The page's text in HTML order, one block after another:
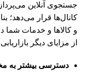
جستجوی آنلاین
کانال‌ها قرار می‌دهد؛
و کالاها و خدمات شما
از مزایای دیگر
دسترسی بیشتر به